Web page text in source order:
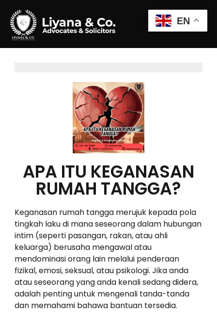
APA ITU KEGANASAN
RUMAH TANGGA?
Keganasan rumah tangga merujuk kepada pola
tingkah laku di mana seseorang dalam hubungan
intim (seperti pasangan, rakan, atau ahli
keluarga) berusaha mengawal atau
mendominasi orang lain melalui penderaan
fizikal, emosi, seksual, atau psikologi. Jika anda
atau seseorang yang anda kenali sedang didera,
adalah penting untuk mengenali tanda-tanda
dan memahami bahawa bantuan tersedia.
EN